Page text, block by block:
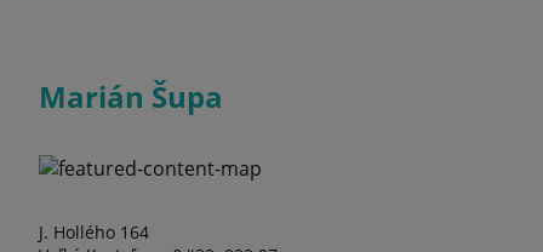
Marián Šupa
J. Hollého 164